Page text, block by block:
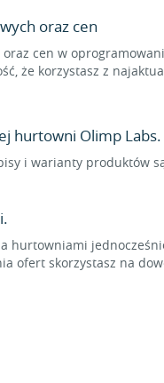
oraz cen
cen w
że korzystasz z
hurtowni Olimp Labs.
i warianty produktów
hurtowniami
ofert skorzystasz na